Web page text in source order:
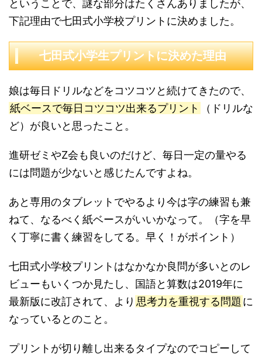
ということで、謎な部分はたくさんありましたが、
下記理由で七田式小学校プリントに決めました。
七田式小学生プリントに決めた理由
娘は毎日ドリルなどをコツコツと続けてきたので、
紙ベースで毎日コツコツ出来るプリント
（ドリルな
ど）が良いと思ったこと。
進研ゼミやZ会も良いのだけど、毎日一定の量やる
には問題が少ないと感じたんですよね。
あと専用のタブレットでやるより今は字の練習も兼
ねて、なるべく紙ベースがいいかなって。（字を早
く丁寧に書く練習をしてる。早く！がポイント）
七田式小学校プリントはなかなか良問が多いとのレ
ビューもいくつか見たし、国語と算数は2019年に
最新版に改訂されて、より 思考力を重視する問題 に
なっているとのこと。
プリントが切り離し出来るタイプなのでコピーして